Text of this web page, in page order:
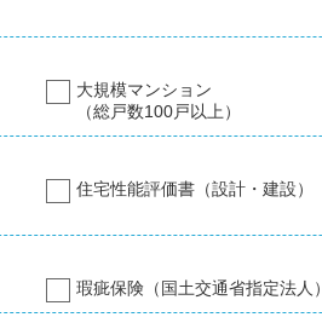
大規模マンション
（総戸数100戸以上）
住宅性能評価書（設計・建設）
瑕疵保険（国土交通省指定法人）